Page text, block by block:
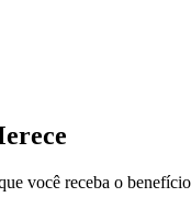
você receba o